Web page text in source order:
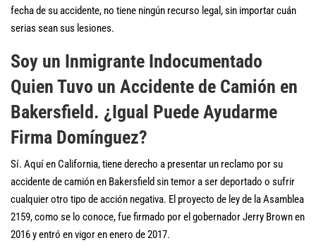
fecha de su accidente, no tiene ningún recurso legal, sin importar cuán
serias sean sus lesiones.
Soy un Inmigrante Indocumentado
Quien Tuvo un Accidente de Camión en
Bakersfield. ¿Igual Puede Ayudarme
Firma Domínguez?
Sí. Aquí en California, tiene derecho a presentar un reclamo por su
accidente de camión en Bakersfield sin temor a ser deportado o sufrir
cualquier otro tipo de acción negativa. El proyecto de ley de la Asamblea
2159, como se lo conoce, fue firmado por el gobernador Jerry Brown en
2016 y entró en vigor en enero de 2017.